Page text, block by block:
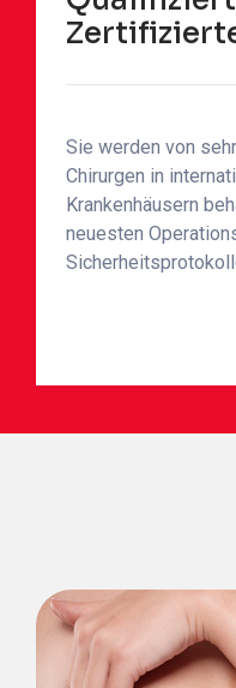
Sie werden von
Chirurgen in
Krankenhäusern
neuesten